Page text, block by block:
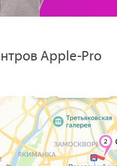
Apple-Pro